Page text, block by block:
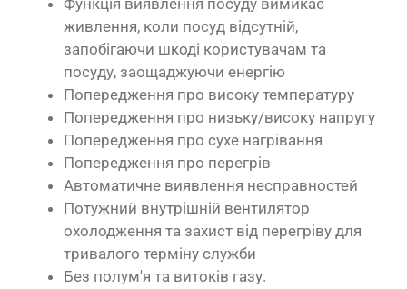
Функція виявлення посуду вимикає
живлення, коли посуд відсутній,
запобігаючи шкоді користувачам та
посуду, заощаджуючи енергію
Попередження про високу температуру
Попередження про низьку/високу напругу
Попередження про сухе нагрівання
Попередження про перегрів
Автоматичне виявлення несправностей
Потужний внутрішній вентилятор
охолодження та захист від перегріву для
тривалого терміну служби
Без полум'я та витоків газу.